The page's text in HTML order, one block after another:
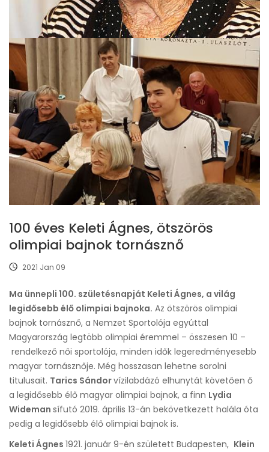
100 éves Keleti Ágnes, ötszörös
olimpiai bajnok tornásznő
2021 Jan 09
Ma ünnepli 100. születésnapját Keleti Ágnes, a világ
legidősebb élő olimpiai bajnoka. Az ötszörös olimpiai
bajnok tornásznő, a Nemzet Sportolója egyúttal
Magyarország legtöbb olimpiai éremmel – összesen 10 –
rendelkező női sportolója, minden idők legeredményesebb
magyar tornásznője. Még hosszasan lehetne sorolni
titulusait. Tarics Sándorvízilabdázó elhunytát követően ő
a legidősebb élő magyar olimpiai bajnok, a finn Lydia
Wideman sífutó 2019. április 13-án bekövetkezett halála óta
pedig a legidősebb élő olimpiai bajnok is.
Keleti Ágnes 1921. január 9-én született Budapesten, Klein